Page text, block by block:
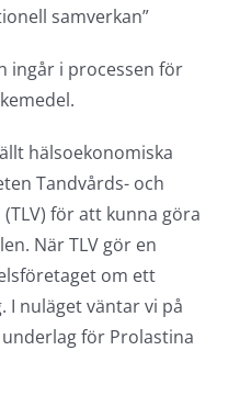
samverkan”
ingår i processen för
hälsoekonomiska
Tandvårds- och
för att kunna göra
När TLV gör en
om ett
I nuläget väntar vi på
för Prolastina